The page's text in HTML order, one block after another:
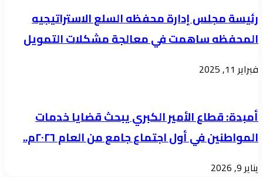
رئيسة مجلس إدارة محفظه السلع الاستراتيجيه
المحفظه ساهمت في معالجة مشكلات التمويل
فبراير 11, 2025
أمبدة: قطاع الأمير الكبري يبحث قضايا خدمات
المواطنين في أول اجتماع جامع من العام ٢٠٢٦م..
يناير 9, 2026